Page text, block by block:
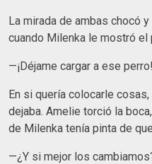
La mirada de ambas chocó
cuando Milenka le mostró el
—¡Déjame cargar a ese perro!
En si quería colocarle
dejaba. Amelie torció la
de Milenka tenía pinta de
—¿Y si mejor los